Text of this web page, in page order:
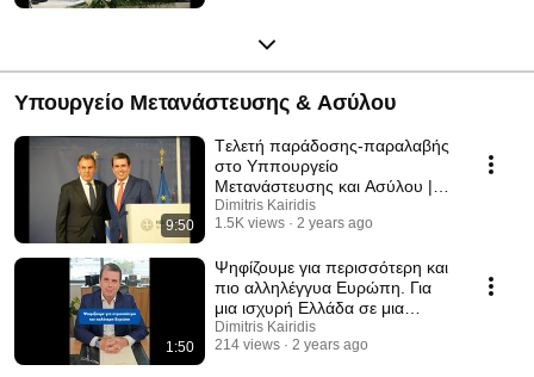
Υπουργείο Μετανάστευσης & Ασύλου
9:50
Tελετή παράδοσης-παραλαβής
στο Υππουργείο
Μετανάστευσης και Ασύλου |
14.09.24
Dimitris Kairidis
1.5K views
2 years ago
1:50
Ψηφίζουμε για περισσότερη και
πιο αλληλέγγυα Ευρώπη. Για
μια ισχυρή Ελλάδα σε μια
ισχυρή Ευρώπη
Dimitris Kairidis
214 views
2 years ago